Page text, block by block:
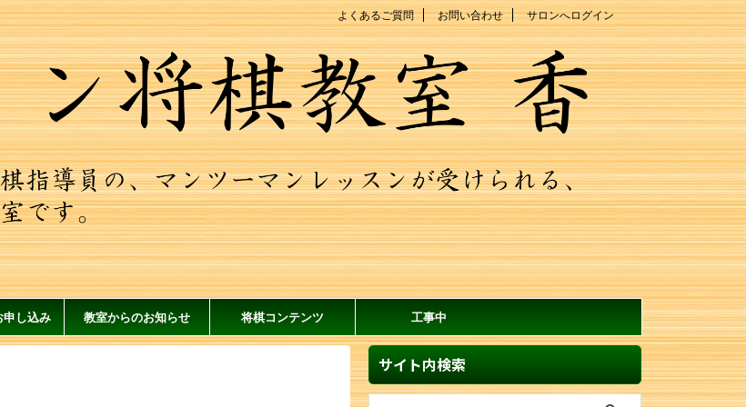
よくあるご質問 お問い合わせ サロンへログイン
申し込み 教室からのお知らせ 将棋コンテンツ 工事中
サイト内検索